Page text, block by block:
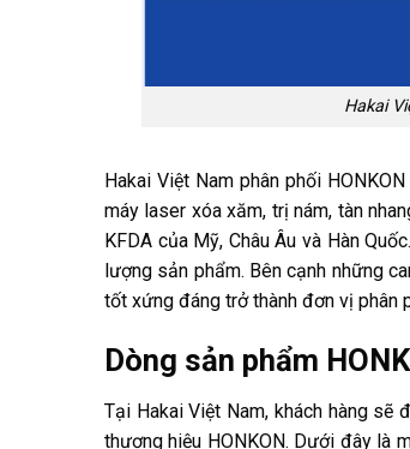
Hakai
Hakai Việt Nam phân phối
máy laser xóa xăm, trị nám, tàn
KFDA của Mỹ, Châu Âu và Hàn
lượng sản phẩm. Bên cạnh những
tốt xứng đáng trở thành đơn vị phân
Dòng sản phẩm
Tại Hakai Việt Nam, khách hàng
thương hiệu HONKON. Dưới đây là